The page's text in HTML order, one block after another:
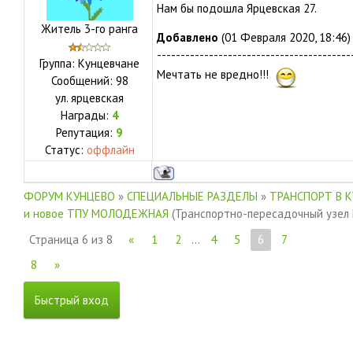
Житель 3-го ранга
Группа: Кунцевчане
Сообщений: 98
ул. ярцевская
Награды: 4
Репутация: 9
Статус: оффлайн
Нам бы подошла Ярцевская 27.
Добавлено (01 Февраля 2020, 18:46)
Мечтать не вредно!!!
ФОРУМ КУНЦЕВО » СПЕЦИАЛЬНЫЕ РАЗДЕЛЫ » ТРАНСПОРТ В
и новое ТПУ МОЛОДЕЖНАЯ (Транспортно-пересадочный
Страница 6 из 8 « 1 2 … 4 5 6
7
8
»